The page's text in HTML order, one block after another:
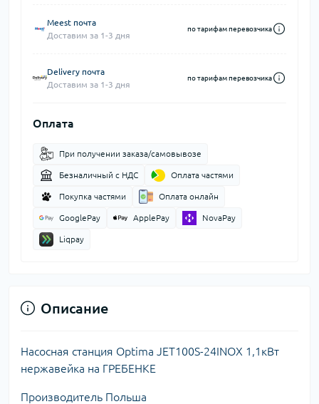
Meest почта
Доставим за 1-3 дня
по тарифам перевозчика
Delivery почта
Доставим за 1-3 дня
по тарифам перевозчика
Оплата
При получении заказа/самовывозе
Безналичный с НДС Оплата частями
Покупка частями Оплата онлайн
GooglePay ApplePay NovaPay
Liqpay
Описание
Насосная станция Optima JET100S-24INOX 1,1кВт
нержавейка на ГРЕБЕНКЕ
Производитель Польша